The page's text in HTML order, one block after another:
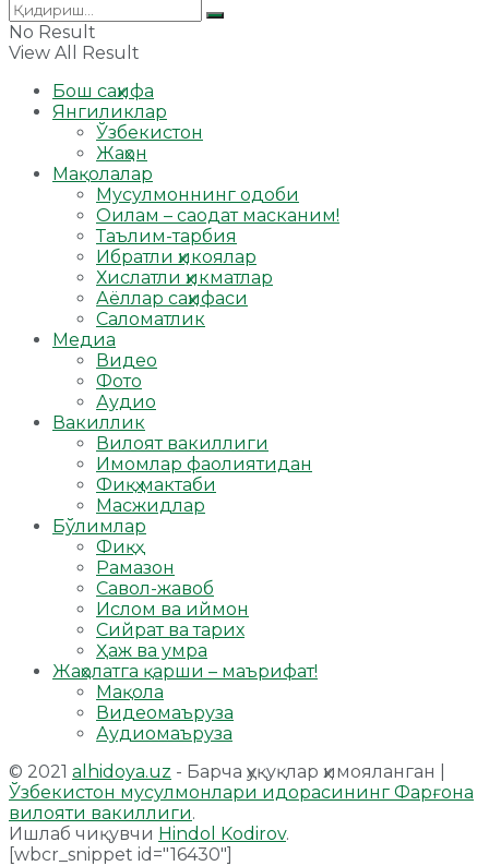
No Result
View All Result
Бош саҳифа
Янгиликлар
Ўзбекистон
Жаҳон
Мақолалар
Мусулмоннинг одоби
Оилам – саодат масканим!
Таълим-тарбия
Ибратли ҳикоялар
Хислатли ҳикматлар
Аёллар саҳифаси
Саломатлик
Медиа
Видео
Фото
Аудио
Вакиллик
Вилоят вакиллиги
Имомлар фаолиятидан
Фиқҳ мактаби
Масжидлар
Бўлимлар
Фиқҳ
Рамазон
Савол-жавоб
Ислом ва иймон
Сийрат ва тарих
Ҳаж ва умра
Жаҳолатга қарши – маърифат!
Мақола
Видеомаъруза
Аудиомаъруза
© 2021 alhidoya.uz - Барча ҳуқуқлар ҳимояланган |
Ўзбекистон мусулмонлари идорасининг Фарғона
вилояти вакиллиги.
Ишлаб чиқувчи Hindol Kodirov.
[wbcr_snippet id="16430"]